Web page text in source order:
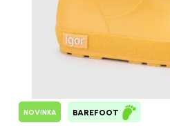
NOVINKA BAREFOOT